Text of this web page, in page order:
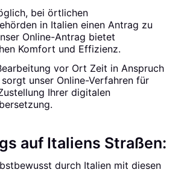
bei örtlichen
in Italien einen Antrag zu
Online-Antrag bietet
Komfort und Effizienz.
vor Ort Zeit in Anspruch
sorgt unser Online-Verfahren für
Ihrer digitalen
auf Italiens Straßen:
durch Italien mit diesen